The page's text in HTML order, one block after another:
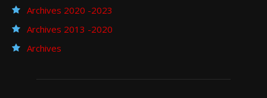
Archives 2020 -2023
Archives 2013 -2020
Archives